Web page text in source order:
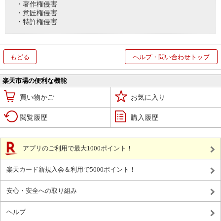
・著作権侵害
・意匠権侵害
・特許権侵害
もどる ヘルプ・問い合わせトップ
楽天市場の便利な機能
買い物かご お気に入り
閲覧履歴 購入履歴
アプリのご利用で最大1000ポイント！
楽天カード新規入会＆利用で5000ポイント！
安心・安全への取り組み
ヘルプ